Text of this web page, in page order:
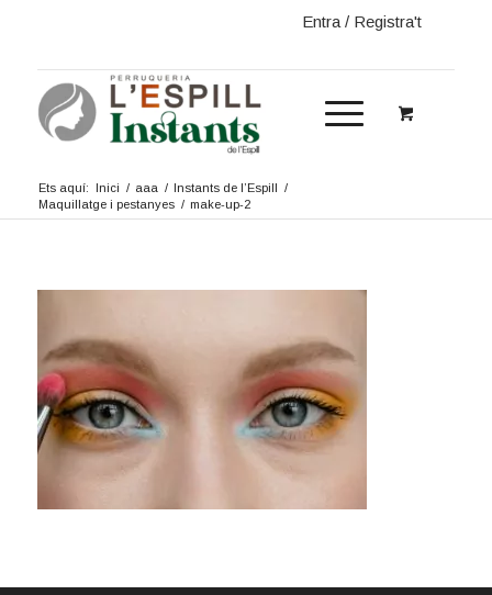
Entra / Registra't
Ets aquí: Inici / aaa / Instants de l’Espill /
Maquillatge i pestanyes / make-up-2